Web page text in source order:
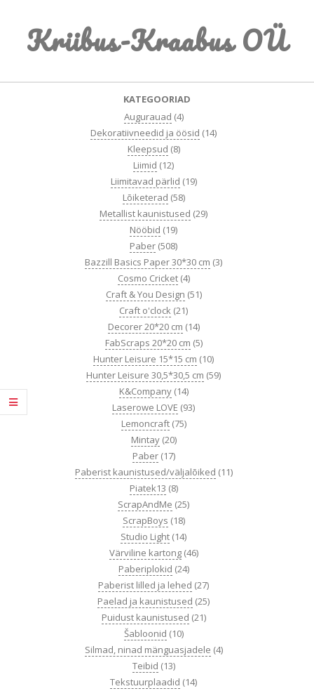
contentKriibus-Kraabus OÜ
KATEGOORIAD
Augurauad (4)
Dekoratiivneedid ja öösid (14)
Kleepsud (8)
Liimid (12)
Liimitavad pärlid (19)
Lõiketerad (58)
Metallist kaunistused (29)
Nööbid (19)
Paber (508)
Bazzill Basics Paper 30*30 cm (3)
Cosmo Cricket (4)
Craft & You Design (51)
Craft o'clock (21)
Decorer 20*20 cm (14)
FabScraps 20*20 cm (5)
Hunter Leisure 15*15 cm (10)
Hunter Leisure 30,5*30,5 cm (59)
K&Company (14)
Laserowe LOVE (93)
Lemoncraft (75)
Mintay (20)
Paber (17)
Paberist kaunistused/väljalõiked (11)
Piatek13 (8)
ScrapAndMe (25)
ScrapBoys (18)
Studio Light (14)
Värviline kartong (46)
Paberiplokid (24)
Paberist lilled ja lehed (27)
Paelad ja kaunistused (25)
Puidust kaunistused (21)
Šabloonid (10)
Silmad, ninad mänguasjadele (4)
Teibid (13)
Tekstuurplaadid (14)